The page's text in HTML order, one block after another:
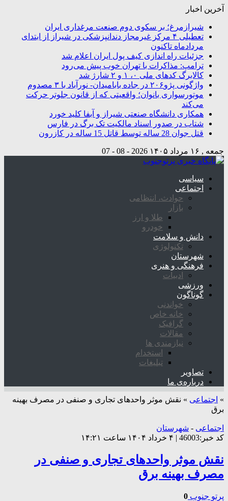
آخرین اخبار
شیرازمرغ؛ بر سکوی دوم صنعت مرغداری ایران
تعطیلی ۴ مرکز غیرمجاز دندانپزشکی در شیراز از ابتدای
مردادماه تاکنون
جزئیات راه اندازی کیف پول ایران اعلام شد
ترامپ: مذاکرات با تهران خوب پیش می‌رود
کالابرگ کدهای ملی ۰، ۱ و ۲ شارژ شد
واژگونی پژو۲۰۶ در جاده بابامیدان- نورآباد با ۳ مصدوم
موتورسواری بانوان؛ واقعیتی که از قانون جلوتر حرکت
می‌کند
همکاری دانشگاه صنعتی شیراز و آبفا کلید خورد
شتاب در صدور اسناد مالکیت تک برگ در فارس
قتل جوان 28 ساله توسط قاتل 15 ساله در کازرون
جمعه , ۱۶ مرداد ۱۴۰۵ 2026 - 08 - 07
سیاسی
اجتماعی
حوادث، انتظامی
بازار
طلا و ارز
خودرو
دانش و سلامت
تکنولوژی
شهرستان
فرهنگی و هنری
ادبیات
ورزشی
گوناگون
خواندنی
خانه خاص
گرافیک
مقالات
نیازمندی ها
استخدام
تبلیغات
تصاویر
درباره‌ی ما
» اجتماعی » نقش موثر واحد‌های تجاری و صنفی در مصرف بهینه
برق
اجتماعی - شهرستان
کد خبر:46003 | ۴ خرداد ۱۴۰۴ ساعت ۱۴:۲۱
نقش موثر واحد‌های تجاری و صنفی در
مصرف بهینه برق
پرتو جنوب 0